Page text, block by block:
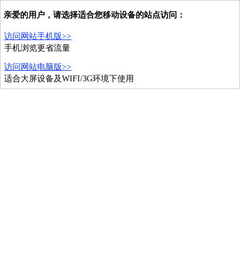
亲爱的用户，请选择适合您移动设备的站点访问：
访问网站手机版>>
手机浏览更省流量
访问网站电脑版>>
适合大屏设备及WIFI/3G环境下使用